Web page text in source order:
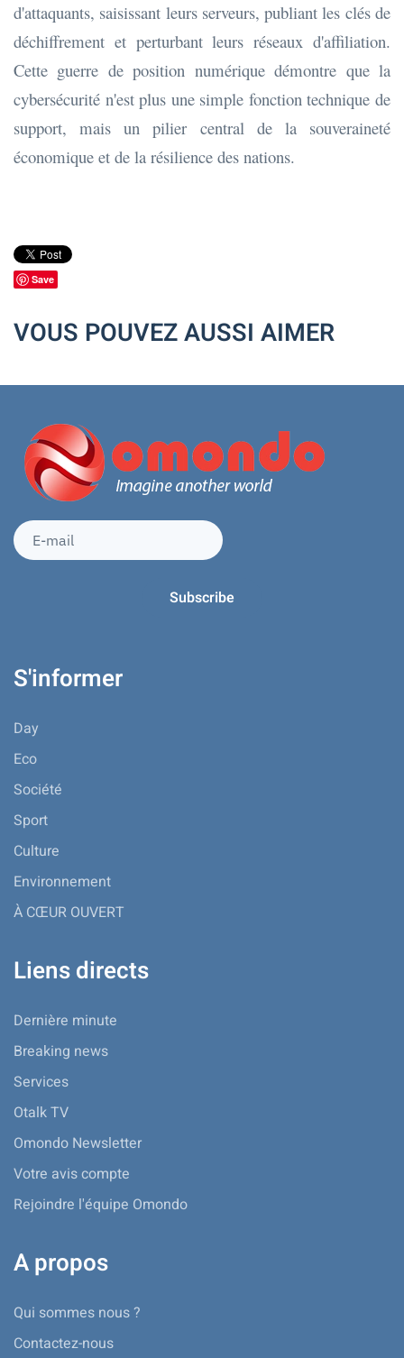
d'attaquants, saisissant leurs serveurs, publiant les clés de
déchiffrement et perturbant leurs réseaux d'affiliation.
Cette guerre de position numérique démontre que la
cybersécurité n'est plus une simple fonction technique de
support, mais un pilier central de la souveraineté
économique et de la résilience des nations.
Save
VOUS POUVEZ AUSSI AIMER
S'informer
Day
Eco
Société
Sport
Culture
Environnement
À CŒUR OUVERT
Liens directs
Dernière minute
Breaking news
Services
Otalk TV
Omondo Newsletter
Votre avis compte
Rejoindre l'équipe Omondo
A propos
Qui sommes nous ?
Contactez-nous